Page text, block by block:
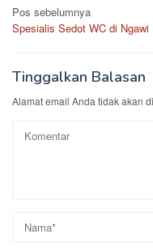
Navigasi
pos
Pos sebelumnya
Spesialis Sedot WC di Ngawi
Tinggalkan Balasan
Alamat email Anda tidak akan